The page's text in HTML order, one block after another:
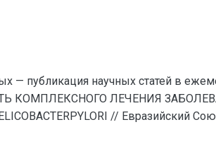
— публикация научных статей в
КОМПЛЕКСНОГО ЛЕЧЕНИЯ
// Евразийский